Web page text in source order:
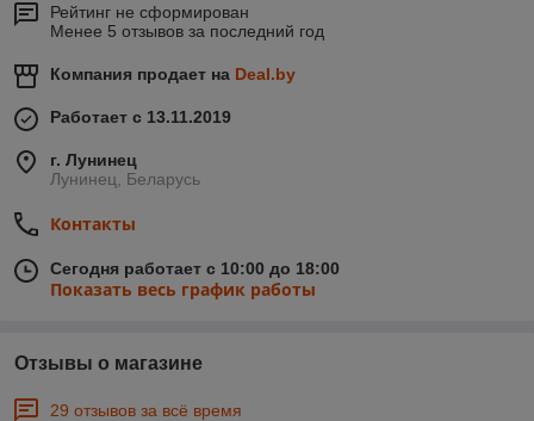
Рейтинг не сформирован
Менее 5 отзывов за последний год
Компания продает на Deal.by
Работает с 13.11.2019
г. Лунинец
Лунинец, Беларусь
Контакты
Сегодня работает с 10:00 до 18:00
Показать весь график работы
Отзывы о магазине
29 отзывов за всё время